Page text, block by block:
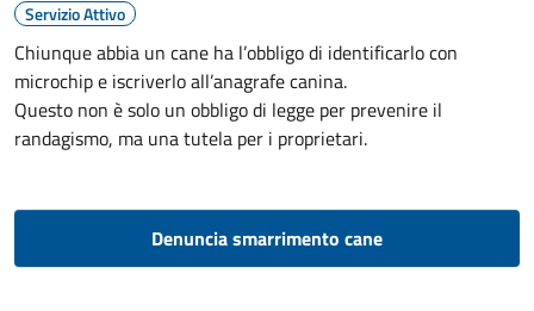
Servizio Attivo
Chiunque abbia un cane ha l’obbligo di identificarlo con
microchip e iscriverlo all’anagrafe canina.
Questo non è solo un obbligo di legge per prevenire il
randagismo, ma una tutela per i proprietari.
Denuncia smarrimento cane